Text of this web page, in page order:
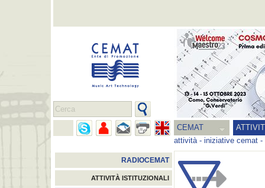
CEMAT
attività- iniziative cemat -
RADIOCEMAT
ATTIVITÀ ISTITUZIONALI